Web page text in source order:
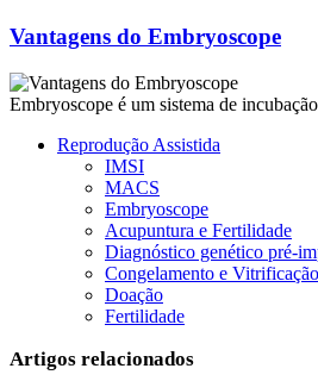
Vantagens do Embryoscope
Embryoscope é um sistema de
Reprodução Assistida
IMSI
MACS
Embryoscope
Acupuntura e Fertilidade
Diagnóstico genético pré-
Congelamento e Vitrificação
Doação
Fertilidade
Artigos relacionados